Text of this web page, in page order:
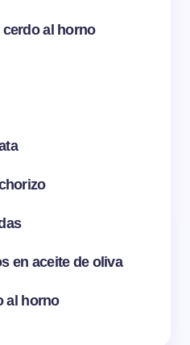
al horno
en aceite de oliva
al horno